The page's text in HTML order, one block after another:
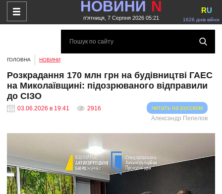
НОВИНИ N
п'ятниця, 7 Серпня 2026 05:21 1626 днів війни
RU
ГОЛОВНА НОВИНИ
Розкрадання 170 млн грн на будівництві ГАЕС
на Миколаївщині: підозрюваного відправили
до СІЗО
03.06.2026 в 19:41 2916
читать на русском
Александр Пепелов